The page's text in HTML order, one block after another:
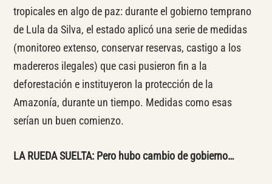
tropicales en algo de paz: durante el gobierno temprano
de Lula da Silva, el estado aplicó una serie de medidas
(monitoreo extenso, conservar reservas, castigo a los
madereros ilegales) que casi pusieron fin a la
deforestación e instituyeron la protección de la
Amazonía, durante un tiempo. Medidas como esas
serían un buen comienzo.
LA RUEDA SUELTA: Pero hubo cambio de gobierno…